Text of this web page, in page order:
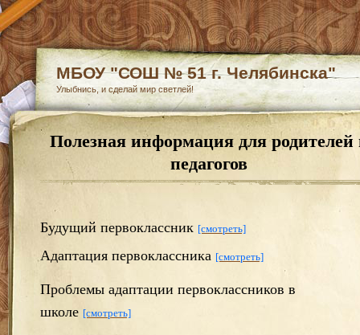
МБОУ "СОШ № 51 г. Челябинска"
Улыбнись, и сделай мир светлей!
Полезная информация для родителей
педагогов
Будущий первоклассник [смотреть]
Адаптация первоклассника [смотреть]
Проблемы адаптации первоклассников в
школе [смотреть]